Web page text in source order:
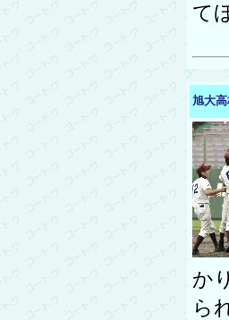
て
旭大
か
ら